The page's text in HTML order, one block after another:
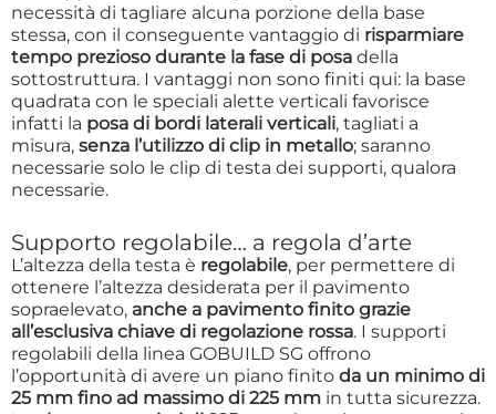
necessità di tagliare alcuna porzione della base
stessa, con il conseguente vantaggio di risparmiare
tempo prezioso durante la fase di posa della
sottostruttura. I vantaggi non sono finiti qui: la base
quadrata con le speciali alette verticali favorisce
infatti la posa di bordi laterali verticali, tagliati a
misura, senza l’utilizzo di clip in metallo; saranno
necessarie solo le clip di testa dei supporti, qualora
necessarie.
Supporto regolabile… a regola d’arte
L’altezza della testa è regolabile, per permettere di
ottenere l’altezza desiderata per il pavimento
sopraelevato, anche a pavimento finito grazie
all’esclusiva chiave di regolazione rossa. I supporti
regolabili della linea GOBUILD SG offrono
l’opportunità di avere un piano finito da un minimo di
25 mm fino ad massimo di 225 mm in tutta sicurezza.